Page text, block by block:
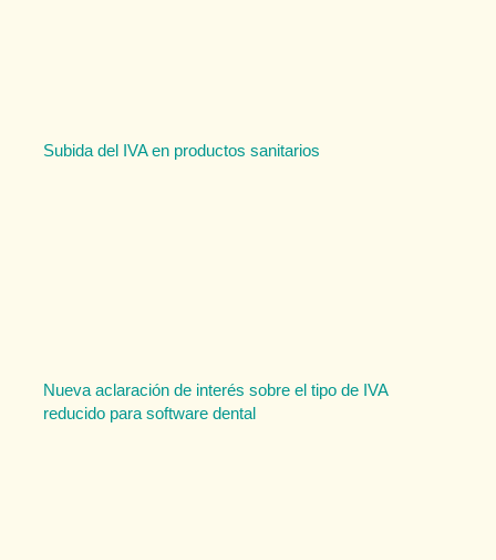
Subida del IVA en productos sanitarios
Nueva aclaración de interés sobre el tipo de IVA
reducido para software dental